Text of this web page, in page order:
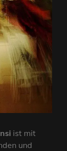
ist mit
und